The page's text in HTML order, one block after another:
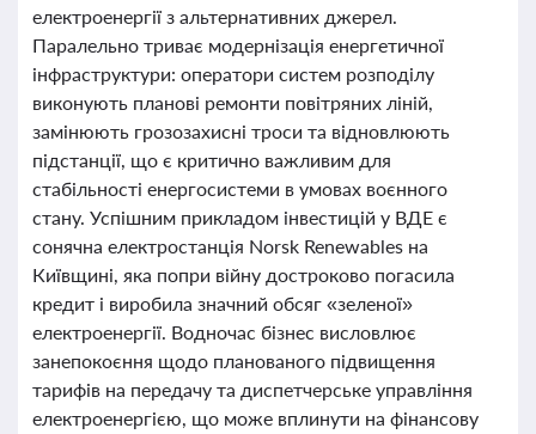
електроенергії з альтернативних джерел.
Паралельно триває модернізація енергетичної
інфраструктури: оператори систем розподілу
виконують планові ремонти повітряних ліній,
замінюють грозозахисні троси та відновлюють
підстанції, що є критично важливим для
стабільності енергосистеми в умовах воєнного
стану. Успішним прикладом інвестицій у ВДЕ є
сонячна електростанція Norsk Renewables на
Київщині, яка попри війну достроково погасила
кредит і виробила значний обсяг «зеленої»
електроенергії. Водночас бізнес висловлює
занепокоєння щодо планованого підвищення
тарифів на передачу та диспетчерське управління
електроенергією, що може вплинути на фінансову